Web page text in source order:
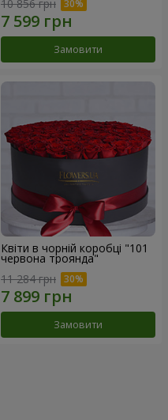
10 856 грн
Замовити
Квіти в чорній коробці "101
червона троянда"
11 284 грн
Замовити